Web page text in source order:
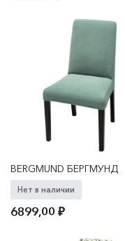
BERGMUND БЕРГМУНД
Нет в наличии
6899,00₽